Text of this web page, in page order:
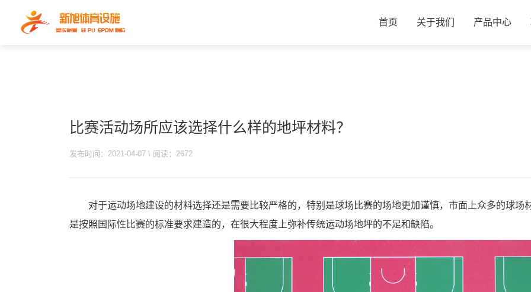
首页 关于我们 产品中心
比赛活动场所应该选择什么样的地坪材料？
发布时间：2021-04-07 \ 阅读：2672
对于运动场地建设的材料选择还是需要比较严格的，特别是球场比赛的场地更加谨慎，市面上众多的球
是按照国际性比赛的标准要求建造的，在很大程度上弥补传统运动场地坪的不足和缺陷。